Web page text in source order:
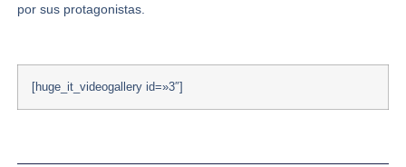
por sus protagonistas.
[huge_it_videogallery id=»3″]